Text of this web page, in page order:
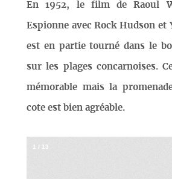
En 1952, le film de Raoul
Espionne avec Rock Hudson et
est en partie tourné dans le
sur les plages concarnoises.
mémorable mais la
cote est bien agréable.
1 / 13